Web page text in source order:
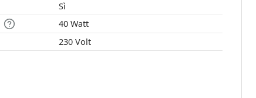
Sì
40 Watt
230 Volt